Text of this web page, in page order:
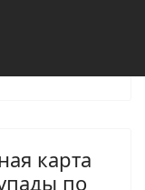
карта
по